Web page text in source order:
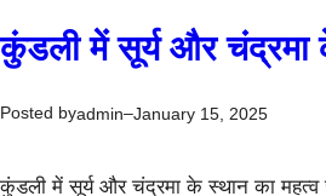
कुंडली में सूर्य और चंद्रमा
Posted byadmin–January 15, 2025
कुंडली में सूर्य और चंद्रमा के स्थान का महत्व